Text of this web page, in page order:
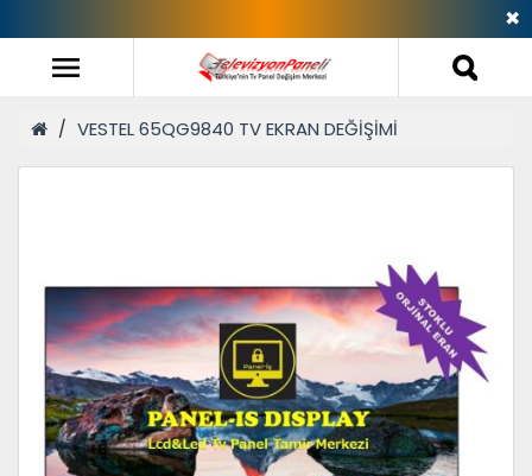
✖
VESTEL 65QG9840 TV EKRAN DEĞİŞİMİ